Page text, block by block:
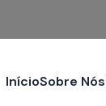
InícioSobre Nós